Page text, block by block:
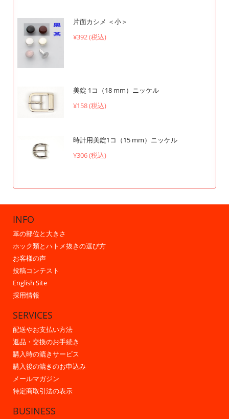
片面カシメ ＜小＞
¥392 (税込)
美錠 1コ（18 mm）ニッケル
¥158 (税込)
時計用美錠1コ（15 mm）ニッケル
¥306 (税込)
INFO
革の部位と大きさ
ホック類とハトメ抜きの選び方
お客様の声
投稿コンテスト
English Site
採用情報
SERVICES
配送やお支払い方法
返品・交換のお手続き
購入時の漉きサービス
購入後の漉きのお申込み
メールマガジン
特定商取引法の表示
BUSINESS